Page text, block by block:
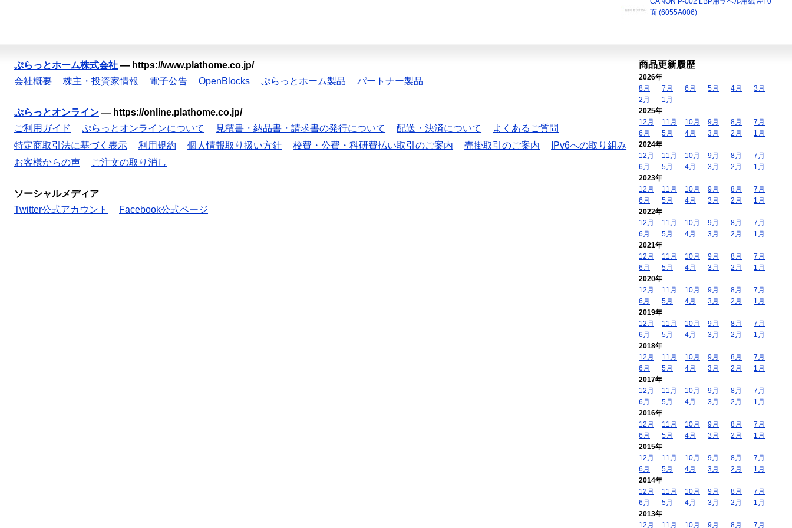
面 (6055A006)
ぷらっとホーム株式会社 — https://www.plathome.co.jp/
会社概要
株主・投資家情報 電子公告 OpenBlocks ぷらっとホーム製品 パートナー製品
ぷらっとオンライン — https://online.plathome.co.jp/
ご利用ガイド
ぷらっとオンラインについて 見積書・納品書・請求書の発行について 配送・決済について
よくあるご質問
特定商取引法に基づく表示
利用規約 個人情報取り扱い方針 校費・公費・科研費払い取引のご案内 売掛取引のご案内
IPv6への取り組み
お客様からの声
ご注文の取り消し
ソーシャルメディア
Twitter公式アカウント
Facebook公式ページ
商品更新履歴
2026年
8月
7月 6月 5月 4月
3月
2月
1月
2025年
12月
11月 10月 9月 8月
7月
6月
5月 4月 3月 2月
1月
2024年
12月
11月 10月 9月 8月
7月
6月
5月 4月 3月 2月
1月
2023年
12月
11月 10月 9月 8月
7月
6月
5月 4月 3月 2月
1月
2022年
12月
11月 10月 9月 8月
7月
6月
5月 4月 3月 2月
1月
2021年
12月
11月 10月 9月 8月
7月
6月
5月 4月 3月 2月
1月
2020年
12月
11月 10月 9月 8月
7月
6月
5月 4月 3月 2月
1月
2019年
12月
11月 10月 9月 8月
7月
6月
5月 4月 3月 2月
1月
2018年
12月
11月 10月 9月 8月
7月
6月
5月 4月 3月 2月
1月
2017年
12月
11月 10月 9月 8月
7月
6月
5月 4月 3月 2月
1月
2016年
12月
11月 10月 9月 8月
7月
6月
5月 4月 3月 2月
1月
2015年
12月
11月 10月 9月 8月
7月
6月
5月 4月 3月 2月
1月
2014年
12月
11月 10月 9月 8月
7月
6月
5月 4月 3月 2月
1月
2013年
12月
11月 10月 9月 8月 7月